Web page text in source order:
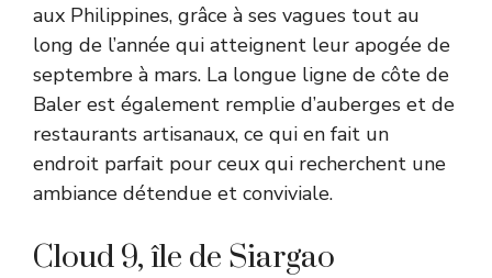
aux Philippines, grâce à ses vagues tout au
long de l’année qui atteignent leur apogée de
septembre à mars. La longue ligne de côte de
Baler est également remplie d’auberges et de
restaurants artisanaux, ce qui en fait un
endroit parfait pour ceux qui recherchent une
ambiance détendue et conviviale.
Cloud 9, île de Siargao